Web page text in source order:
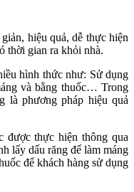
hiệu quả, dễ thực hiện
thời gian ra khỏi nhà.
hình thức như: Sử dụng
và bằng thuốc… Trong
là phương pháp hiệu quả
thực hiện thông qua
lấy dấu răng để làm máng
để khách hàng sử dụng